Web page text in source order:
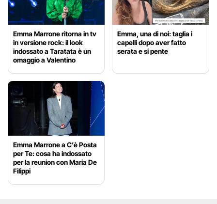
Emma Marrone ritorna in tv
in versione rock: il look
indossato a Taratata è un
omaggio a Valentino
Emma, una di noi: taglia i
capelli dopo aver fatto
serata e si pente
Emma Marrone a C’è Posta
per Te: cosa ha indossato
per la reunion con Maria De
Filippi